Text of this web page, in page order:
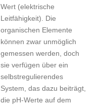
Wert (elektrische
Leitfähigkeit). Die
organischen Elemente
können zwar unmöglich
gemessen werden, doch
sie verfügen über ein
selbstregulierendes
System, das dazu beiträgt,
die pH-Werte auf dem